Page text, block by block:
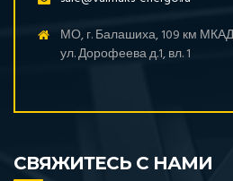
МО, г. Балашиха, 109 км МКАД
ул. Дорофеева д.1, вл. 1
СВЯЖИТЕСЬ С НАМИ